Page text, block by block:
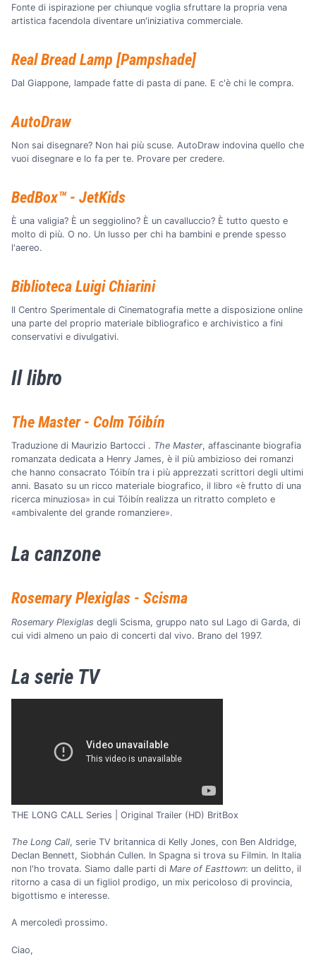
Fonte di ispirazione per chiunque voglia sfruttare la propria vena
artistica facendola diventare un'iniziativa commerciale.
Real Bread Lamp [Pampshade]
Dal Giappone, lampade fatte di pasta di pane. E c'è chi le compra.
AutoDraw
Non sai disegnare? Non hai più scuse. AutoDraw indovina quello che
vuoi disegnare e lo fa per te. Provare per credere.
BedBox™ - JetKids
È una valigia? È un seggiolino? È un cavalluccio? È tutto questo e
molto di più. O no. Un lusso per chi ha bambini e prende spesso
l'aereo.
Biblioteca Luigi Chiarini
Il Centro Sperimentale di Cinematografia mette a disposizione online
una parte del proprio materiale bibliografico e archivistico a fini
conservativi e divulgativi.
Il libro
The Master - Colm Tóibín
Traduzione di Maurizio Bartocci . The Master, affascinante biografia
romanzata dedicata a Henry James, è il più ambizioso dei romanzi
che hanno consacrato Tóibín tra i più apprezzati scrittori degli ultimi
anni. Basato su un ricco materiale biografico, il libro «è frutto di una
ricerca minuziosa» in cui Tóibín realizza un ritratto completo e
«ambivalente del grande romanziere».
La canzone
Rosemary Plexiglas - Scisma
Rosemary Plexiglas degli Scisma, gruppo nato sul Lago di Garda, di
cui vidi almeno un paio di concerti dal vivo. Brano del 1997.
La serie TV
THE LONG CALL Series | Original Trailer (HD) BritBox
The Long Call, serie TV britannica di Kelly Jones, con Ben Aldridge,
Declan Bennett, Siobhán Cullen. In Spagna si trova su Filmin. In Italia
non l'ho trovata. Siamo dalle parti di Mare of Easttown: un delitto, il
ritorno a casa di un figliol prodigo, un mix pericoloso di provincia,
bigottismo e interesse.
A mercoledì prossimo.
Ciao,